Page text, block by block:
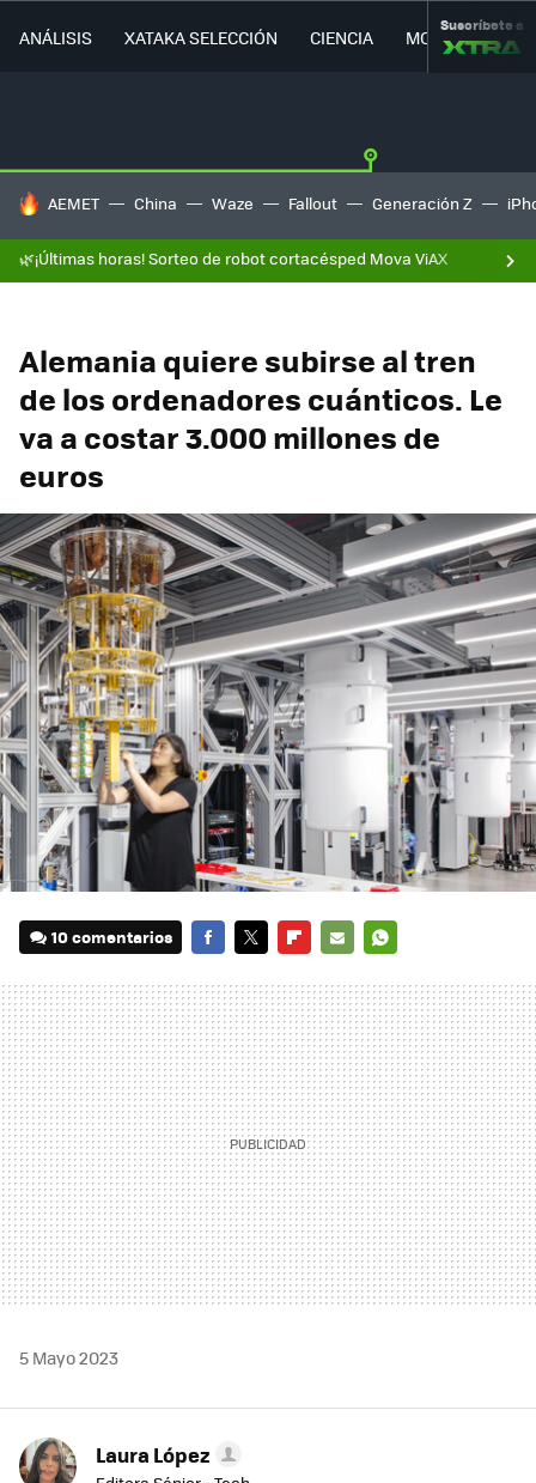
ANÁLISIS XATAKA SELECCIÓN CIENCIA MOVILIDAD
Suscríbete a
HOY SE HABLA DE
AEMET China Waze Fallout Generación Z
🌿¡Últimas horas! Sorteo de robot cortacésped Mova ViAX
Alemania quiere subirse al tren
de los ordenadores cuánticos. Le
va a costar 3.000 millones de
euros
10 comentarios
MAIL
5 Mayo 2023
Laura López